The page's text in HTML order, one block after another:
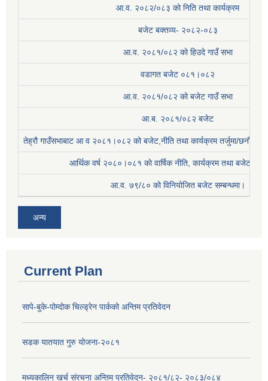
आ.व. २०८२/०८३ को निति तथा कार्यक्रम
बजेट बक्तव्य- २०८२-०८३
आ.व. २०८१/०८२ को हिउदे गाउँ सभा
वडागत बजेट ०८१।०८२
आ.व. २०८१/०८२ को बजेट गाउँ सभा
आ.ब. २०८१/०८२ बजेट
तेह्रौ गाउँसभाबाट आ व २०८१।०८२ को बजेट,नीति तथा कार्यक्रम तर्जुमा/छनौट
आर्थिक वर्ष २०८०।०८१ काे वार्षिक नीति, कार्यक्रम तथा बजेट
आ.व. ७९/८० को विनियोजित बजेट सम्बन्धमा।
अन्य
Current Plan
सापे-बुके-पोम्दोक चिल्ड्रेन पार्कको अन्तिम प्रतिवेदन
सडक यातयात गुरु योजना-२०८१
मध्यकालिन खर्च संरचना अन्तिम प्रतिवेदन- २०८१/८२- २०८३/०८४